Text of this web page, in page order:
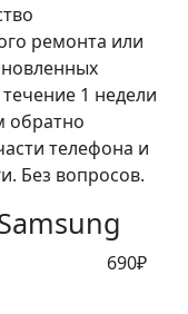
ремонта или
1 недели
обратно
телефона и
Без вопросов.
690₽